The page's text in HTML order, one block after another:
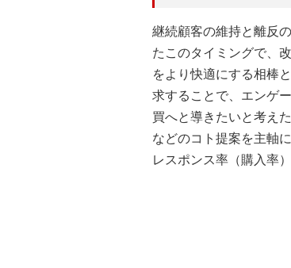
継続顧客の維持と離反
たこのタイミングで、
をより快適にする相棒
求することで、エンゲ
買へと導きたいと考え
などのコト提案を主軸
レスポンス率（購入率